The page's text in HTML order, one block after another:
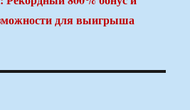
для выигрыша